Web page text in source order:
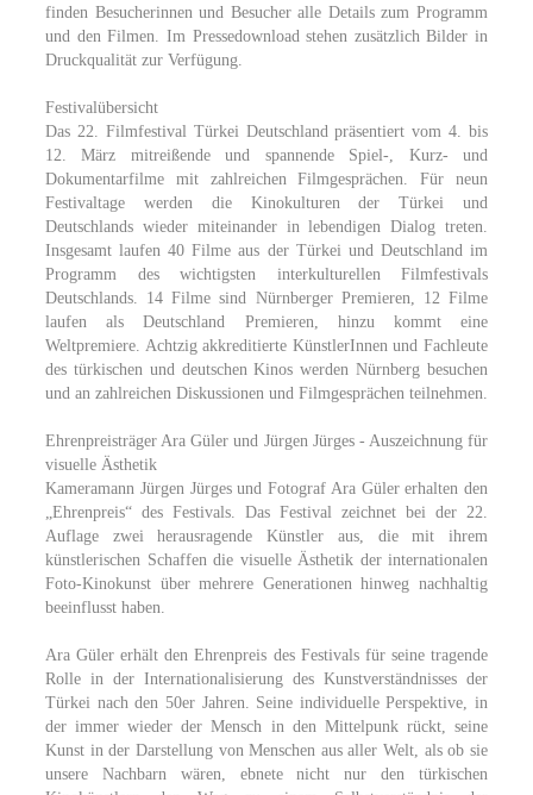
finden Besucherinnen und Besucher alle Details zum Programm
und den Filmen. Im Pressedownload stehen zusätzlich Bilder in
Druckqualität zur Verfügung.
Festivalübersicht
Das 22. Filmfestival Türkei Deutschland präsentiert vom 4. bis
12. März mitreißende und spannende Spiel-, Kurz- und
Dokumentarfilme mit zahlreichen Filmgesprächen. Für neun
Festivaltage werden die Kinokulturen der Türkei und
Deutschlands wieder miteinander in lebendigen Dialog treten.
Insgesamt laufen 40 Filme aus der Türkei und Deutschland im
Programm des wichtigsten interkulturellen Filmfestivals
Deutschlands. 14 Filme sind Nürnberger Premieren, 12 Filme
laufen als Deutschland Premieren, hinzu kommt eine
Weltpremiere. Achtzig akkreditierte KünstlerInnen und Fachleute
des türkischen und deutschen Kinos werden Nürnberg besuchen
und an zahlreichen Diskussionen und Filmgesprächen teilnehmen.
Ehrenpreisträger Ara Güler und Jürgen Jürges - Auszeichnung für
visuelle Ästhetik
Kameramann Jürgen Jürges und Fotograf Ara Güler erhalten den
„Ehrenpreis“ des Festivals. Das Festival zeichnet bei der 22.
Auflage zwei herausragende Künstler aus, die mit ihrem
künstlerischen Schaffen die visuelle Ästhetik der internationalen
Foto-Kinokunst über mehrere Generationen hinweg nachhaltig
beeinflusst haben.
Ara Güler erhält den Ehrenpreis des Festivals für seine tragende
Rolle in der Internationalisierung des Kunstverständnisses der
Türkei nach den 50er Jahren. Seine individuelle Perspektive, in
der immer wieder der Mensch in den Mittelpunk rückt, seine
Kunst in der Darstellung von Menschen aus aller Welt, als ob sie
unsere Nachbarn wären, ebnete nicht nur den türkischen